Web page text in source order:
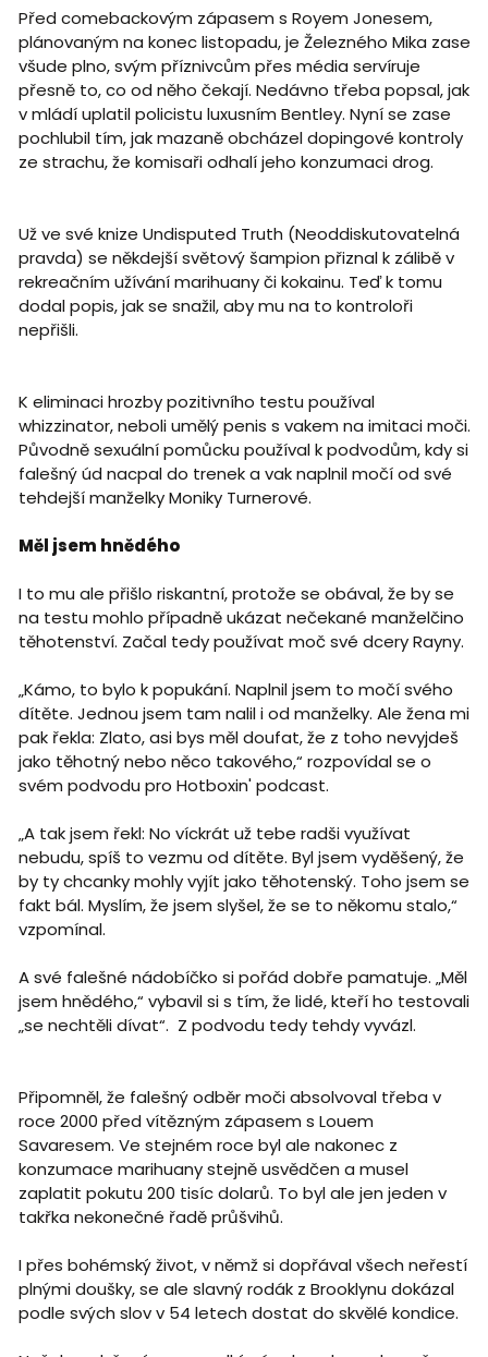
Před comebackovým zápasem s Royem Jonesem,
plánovaným na konec listopadu, je Železného Mika zase
všude plno, svým příznivcům přes média servíruje
přesně to, co od něho čekají. Nedávno třeba popsal, jak
v mládí uplatil policistu luxusním Bentley. Nyní se zase
pochlubil tím, jak mazaně obcházel dopingové kontroly
ze strachu, že komisaři odhalí jeho konzumaci drog.
Už ve své knize Undisputed Truth (Neoddiskutovatelná
pravda) se někdejší světový šampion přiznal k zálibě v
rekreačním užívání marihuany či kokainu. Teď k tomu
dodal popis, jak se snažil, aby mu na to kontroloři
nepřišli.
K eliminaci hrozby pozitivního testu používal
whizzinator, neboli umělý penis s vakem na imitaci moči.
Původně sexuální pomůcku používal k podvodům, kdy si
falešný úd nacpal do trenek a vak naplnil močí od své
tehdejší manželky Moniky Turnerové.
Měl jsem hnědého
I to mu ale přišlo riskantní, protože se obával, že by se
na testu mohlo případně ukázat nečekané manželčino
těhotenství. Začal tedy používat moč své dcery Rayny.
„Kámo, to bylo k popukání. Naplnil jsem to močí svého
dítěte. Jednou jsem tam nalil i od manželky. Ale žena mi
pak řekla: Zlato, asi bys měl doufat, že z toho nevyjdeš
jako těhotný nebo něco takového,“ rozpovídal se o
svém podvodu pro Hotboxin' podcast.
„A tak jsem řekl: No víckrát už tebe radši využívat
nebudu, spíš to vezmu od dítěte. Byl jsem vyděšený, že
by ty chcanky mohly vyjít jako těhotenský. Toho jsem se
fakt bál. Myslím, že jsem slyšel, že se to někomu stalo,“
vzpomínal.
A své falešné nádobíčko si pořád dobře pamatuje. „Měl
jsem hnědého,“ vybavil si s tím, že lidé, kteří ho testovali
„se nechtěli dívat“. Z podvodu tedy tehdy vyvázl.
Připomněl, že falešný odběr moči absolvoval třeba v
roce 2000 před vítězným zápasem s Louem
Savaresem. Ve stejném roce byl ale nakonec z
konzumace marihuany stejně usvědčen a musel
zaplatit pokutu 200 tisíc dolarů. To byl ale jen jeden v
takřka nekonečné řadě průšvihů.
I přes bohémský život, v němž si dopřával všech neřestí
plnými doušky, se ale slavný rodák z Brooklynu dokázal
podle svých slov v 54 letech dostat do skvělé kondice.